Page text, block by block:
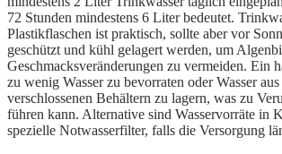
72 Stunden mindestens 6 Liter bedeutet.
Plastikflaschen ist praktisch, sollte aber vor
geschützt und kühl gelagert werden, um
Geschmacksveränderungen zu vermeiden. Ein
zu wenig Wasser zu bevorraten oder Wasser
verschlossenen Behältern zu lagern, was zu
führen kann. Alternative sind Wasservorräte in
spezielle Notwasserfilter, falls die Versorgung